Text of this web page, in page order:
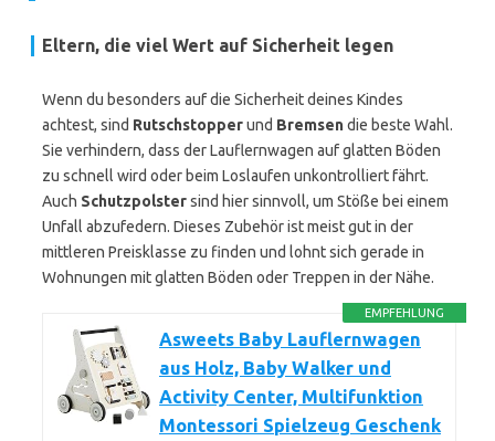
Eltern, die viel Wert auf Sicherheit legen
Wenn du besonders auf die Sicherheit deines Kindes
achtest, sind Rutschstopperund Bremsendie beste Wahl.
Sie verhindern, dass der Lauflernwagen auf glatten Böden
zu schnell wird oder beim Loslaufen unkontrolliert fährt.
Auch Schutzpolstersind hier sinnvoll, um Stöße bei einem
Unfall abzufedern. Dieses Zubehör ist meist gut in der
mittleren Preisklasse zu finden und lohnt sich gerade in
Wohnungen mit glatten Böden oder Treppen in der Nähe.
EMPFEHLUNG
Asweets Baby Lauflernwagen
aus Holz, Baby Walker und
Activity Center, Multifunktion
Montessori Spielzeug Geschenk